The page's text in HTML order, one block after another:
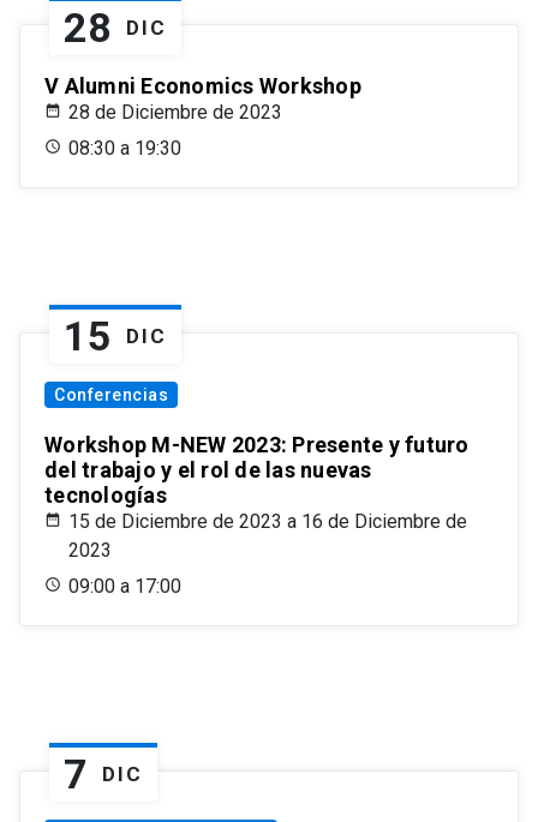
28 DIC
V Alumni Economics Workshop
28 de Diciembre de 2023
08:30 a 19:30
15 DIC
Conferencias
Workshop M-NEW 2023: Presente y futuro
del trabajo y el rol de las nuevas
tecnologías
15 de Diciembre de 2023 a 16 de Diciembre de
2023
09:00 a 17:00
7 DIC